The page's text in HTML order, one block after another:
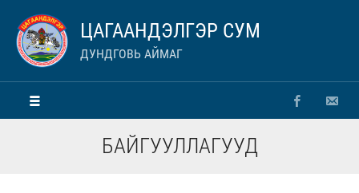
ЦАГААНДЭЛГЭР СУМ
ДУНДГОВЬ АЙМАГ
БАЙГУУЛЛАГУУД